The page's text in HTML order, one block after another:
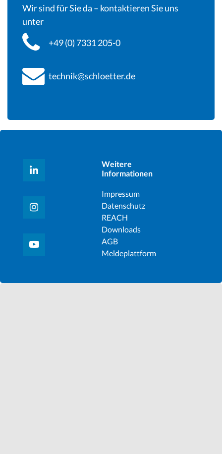
Wir sind für Sie da – kontaktieren Sie uns
unter
+49 (0) 7331 205-0
technik@schloetter.de
Weitere
Informationen
Impressum
Datenschutz
REACH
Downloads
AGB
Meldeplattform